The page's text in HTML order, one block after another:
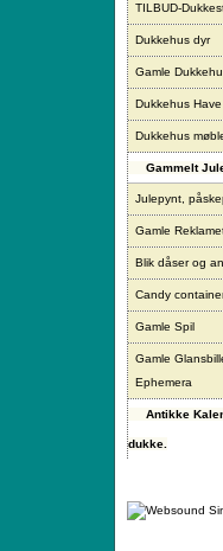
TILBUD-
Dukkehus dyr
Gamle
Dukkehus
Dukkehus
Gammelt
Julepynt,
Gamle
Blik dåser og
Candy
Gamle Spil
Gamle
Ephemera
Antikke
dukke.